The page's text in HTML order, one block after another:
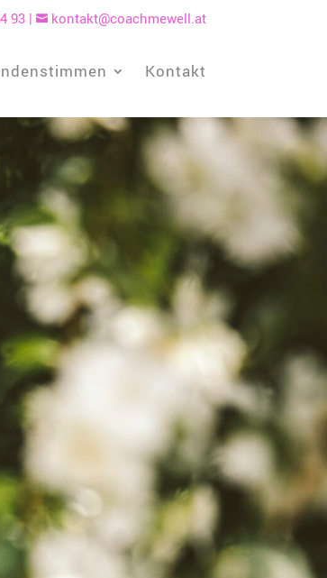
93| kontakt@coachmewell.at
Kontakt